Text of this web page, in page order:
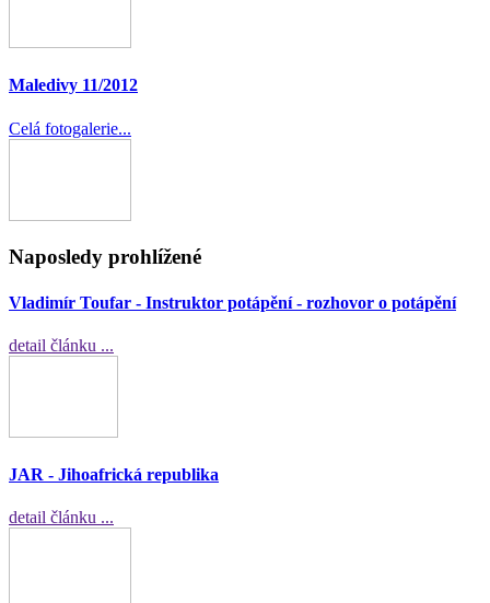
Maledivy 11/2012
Celá fotogalerie...
Naposledy prohlížené
Vladimír Toufar - Instruktor potápění - rozhovor o potápění
detail článku ...
JAR - Jihoafrická republika
detail článku ...